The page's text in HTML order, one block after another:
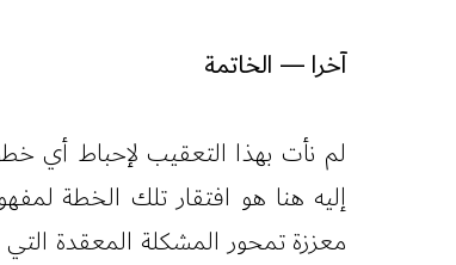
آخرا — الخاتمة
لم نأت بهذا التعقيب لإحباط أي
إليه هنا هو افتقار تلك الخطة
معززة تمحور المشكلة المعقدة التي